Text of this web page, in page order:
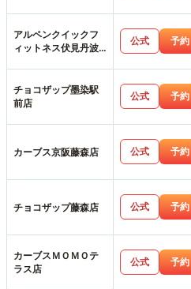
アルペンクイックフ
ィットネス伏見丹波
公式 予約
チョコザップ墨染駅
前店
公式 予約
カーブス京阪藤森店 公式 予約
チョコザップ藤森店 公式 予約
カーブスＭＯＭＯテ
ラス店
公式 予約